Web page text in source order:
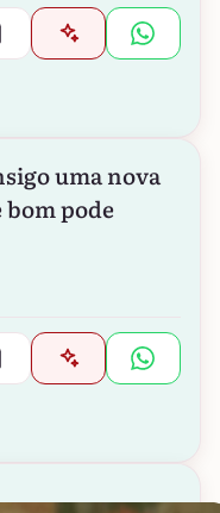
uma nova
bom pode